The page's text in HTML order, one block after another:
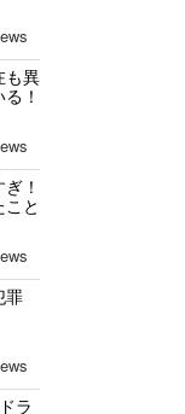
も異
！
！
と
罪
ラ